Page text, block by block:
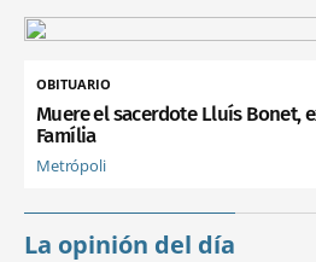
OBITUARIO
Muere el sacerdote Lluís Bonet,
Família
Metrópoli
La opinión del día